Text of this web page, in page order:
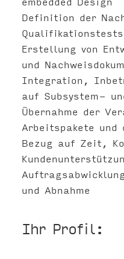
Definition der
Qualifikationstests
Erstellung von
und
Integration,
auf Subsystem-
Übernahme der
Arbeitspakete und
Bezug auf Zeit,
und Abnahme
Ihr Profil: